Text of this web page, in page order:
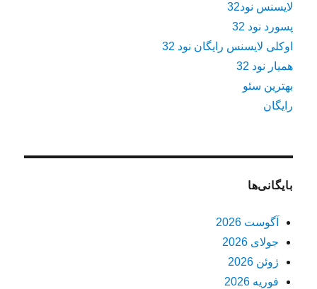
لایسنس نود32
پسورد نود 32
اوکلی لایسنس رایگان نود 32
همیار نود 32
بهترین سئو
رایگان
بایگانی‌ها
آگوست 2026
جولای 2026
ژوئن 2026
فوریه 2026